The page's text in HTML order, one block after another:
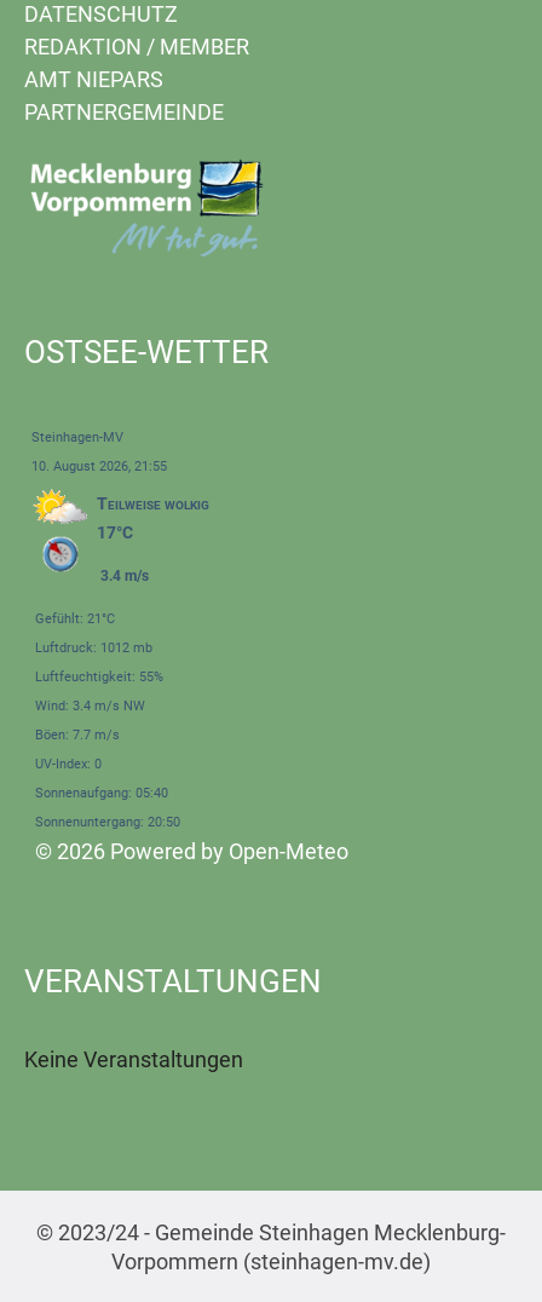
DATENSCHUTZ
REDAKTION / MEMBER
AMT NIEPARS
PARTNERGEMEINDE
OSTSEE-WETTER
Steinhagen-MV
10. August 2026, 21:55
Teilweise wolkig
17°C
3.4 m/s
Gefühlt: 21°C
Luftdruck: 1012 mb
Luftfeuchtigkeit: 55%
Wind: 3.4 m/s NW
Böen: 7.7 m/s
UV-Index: 0
Sonnenaufgang: 05:40
Sonnenuntergang: 20:50
© 2026 Powered by Open-Meteo
VERANSTALTUNGEN
Keine Veranstaltungen
© 2023/24 - Gemeinde Steinhagen Mecklenburg-
Vorpommern (steinhagen-mv.de)